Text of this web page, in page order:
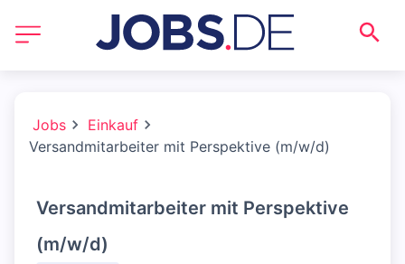
Jobs
Einkauf
Versandmitarbeiter mit Perspektive (m/w/d)
Versandmitarbeiter mit Perspektive
(m/w/d)